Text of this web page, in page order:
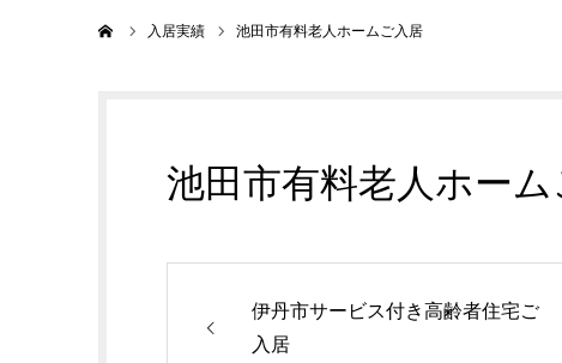
入居実績 池田市有料老人ホームご入居
池田市有料老人ホー
伊丹市サービス付き高齢者住宅ご
入居